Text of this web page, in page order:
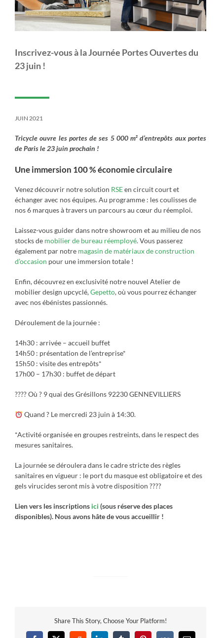
Inscrivez-vous à la Journée Portes Ouvertes du
23 juin !
JUIN 2021
Tricycle ouvre les portes de ses 5 000 m² d’entrepôts aux portes
de Paris le 23 juin prochain !
Une immersion 100 % économie circulaire
Venez découvrir notre solution RSEen circuit court et
échanger avec nos équipes. Au programme : les coulisses de
nos 6 marques à travers un parcours au cœur du réemploi.
Laissez-vous guider dans notre showroom et au milieu de nos
stocks de mobilier de bureau réemployé. Vous passerez
également par notre magasin de matériaux de construction
d’occasion pour une immersion totale !
Enfin, découvrez en exclusivité notre nouvel Atelier de
mobilier design upcyclé,Gepetto, où vous pourrez échanger
avec nos ébénistes passionnés.
Déroulement de la journée :
14h30 : arrivée – accueil buffet
14h50 : présentation de l’entreprise*
15h50 : visite des entrepôts*
17h00 – 17h30 : buffet de départ
???? Où ? 9 quai des Grésillons 92230 GENNEVILLIERS
Quand ? Le mercredi 23 juin à 14:30.
*Activité organisée en groupes restreints, dans le respect des
mesures sanitaires.
La journée se déroulera dans le cadre stricte des règles
sanitaires en vigueur : le port du masque est obligatoire et des
gels virucides seront mis à votre disposition ????
Lien vers les inscriptions ici (sous réserve des places
disponibles). Nous avons hâte de vous accueillir !
Share This Story, Choose Your Platform!